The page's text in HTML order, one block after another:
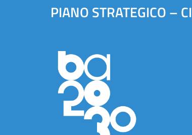
PIANO STRATEGICO –